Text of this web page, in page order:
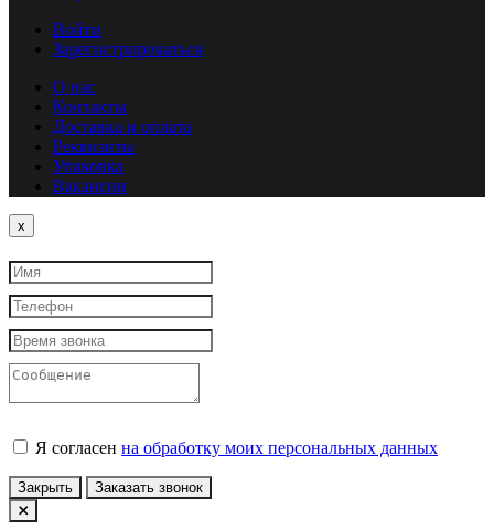
Войти
Зарегистрироваться
О нас
Контакты
Доставка и оплата
Реквизиты
Упаковка
Вакансии
x
Я согласен на обработку моих персональных данных
Закрыть Заказать звонок